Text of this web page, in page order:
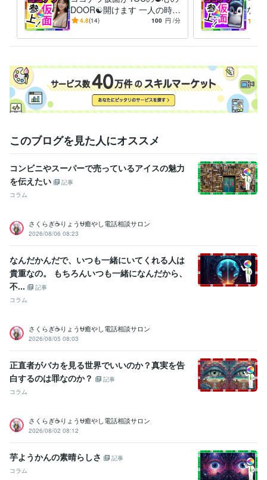
♥♦冬の寒さが厳しいのでDMください
経験職種
ライフスタイル・その他 / スタイリスト 経験年数 : 7年
ライフスタイル・その他 / 美容師・ネイリスト・美容家
経験年数 : 7
年
ライフスタイル・その他 / シェフ・パティシエ 経験年数 : 10年
ココナラ 2024年3月 ~ 現在 2024年3月 ~ 現在
2024年3月 ~ 現在 2024年3月 ~ 現在 2024年3月 ~ 現在
受賞歴
ココナラ レギュラーランク
小学校の作文・・・『内容覚えてない』
られた・・・・スゴい昔 友人に誕生日を祝われた
和太鼓で地域行事で演奏 和太鼓
で都内某ホール、都内某神社で演奏多数 国内美容大会カラー部門で
入賞経験多数 国内美容大会パーマ部門で入賞経験多数
国内美容大会
カット部門で入賞経験多数
国内美容大会アップ部門で入賞経験多数
Google スプレッドシート:5年Google ドキュメント:5年
Final Cut Pro:3年
Canva:3年
その他ツール
人を笑わせる心意気:20年日本語をネイティブに話せる資格:20年
大所高所に物を見る:20年
ヘアカラー施術:10年パーマ施術:10年
縮毛矯正施術:10年
ヘアーカット施術:10年
DOOR☯️開けます 一人の時誰
かと話したい❇️まわりに流さ
4.8(14) 100 円 /分
なん
愚痴
避難
このブログを見た人にオススメ
コンビニやスーパーで売っているアイスの魅力
を伝えたい
記事
コラム
さくらぎ☕りょう⛎癒やし電話相談サロン
2026/08/06 08:23
なんだかんだで、いつも一緒にいてくれる人は
貴重なの。 もちろんいつも一緒になんだから、
不...
記事
コラム
さくらぎ☕りょう⛎癒やし電話相談サロン
2026/08/05 08:03
正直者がバカを見る世界でいいのか？真実を告
白するのは罪なのか？
記事
コラム
さくらぎ☕りょう⛎癒やし電話相談サロン
2026/08/02 08:12
芋ようかんの素晴らしさ
記事
コラム